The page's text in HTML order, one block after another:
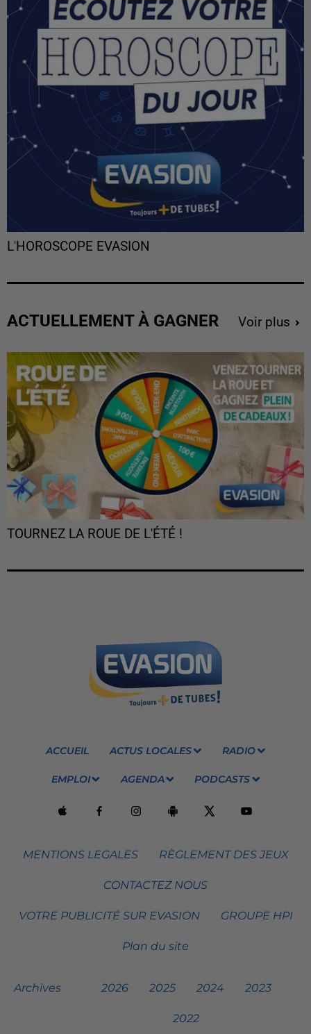
L'HOROSCOPE EVASION
ACTUELLEMENT À GAGNER Voir plus
TOURNEZ LA ROUE DE L'ÉTÉ !
ACCUEIL ACTUS LOCALES RADIO
EMPLOI AGENDA PODCASTS
MENTIONS LEGALES RÈGLEMENT DES JEUX
CONTACTEZ NOUS
VOTRE PUBLICITÉ SUR EVASION GROUPE HPI
Plan du site
Archives 2026 2025 2024 2023
2022